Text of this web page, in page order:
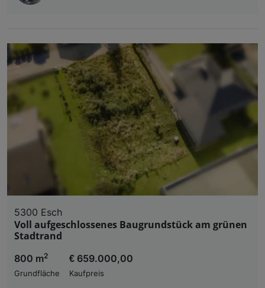
5300 Esch
Voll aufgeschlossenes Baugrundstück am grünen
Stadtrand
800 m2
Grundfläche
€ 659.000,00
Kaufpreis